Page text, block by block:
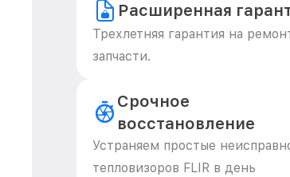
Расширенная
Трехлетняя гарантия на
запчасти.
Срочное
восстановление
Устраняем простые
тепловизоров FLIR в день